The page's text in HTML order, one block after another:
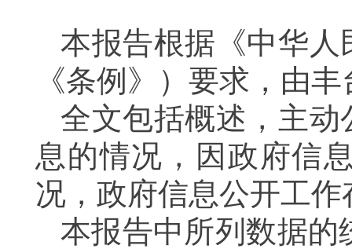
本报告根据《中华
《条例》）要求 ，由丰
全文包括概述，主
息的情况， 因政府信
况，政府信息公开工
本报告中所列数据的